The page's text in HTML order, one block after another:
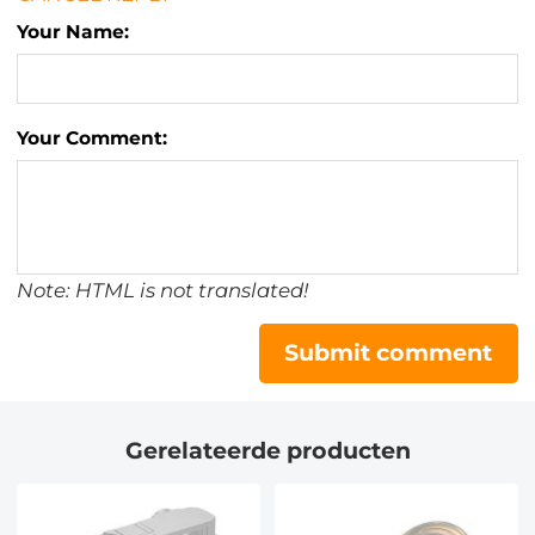
Your Name:
Your Comment:
Note: HTML is not translated!
Submit comment
Gerelateerde producten